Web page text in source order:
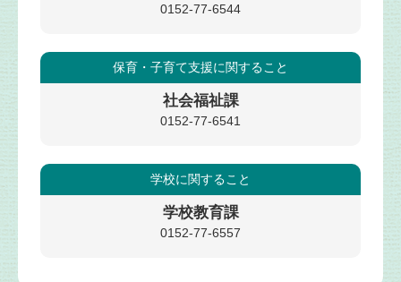
0152-77-6544
保育・子育て支援に関すること
社会福祉課
0152-77-6541
学校に関すること
学校教育課
0152-77-6557